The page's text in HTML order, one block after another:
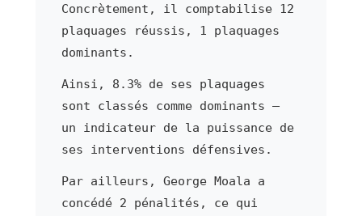
Concrètement, il comptabilise 12
plaquages réussis, 1 plaquages
dominants.
Ainsi, 8.3% de ses plaquages
sont classés comme dominants —
un indicateur de la puissance de
ses interventions défensives.
Par ailleurs, George Moala a
concédé 2 pénalités, ce qui